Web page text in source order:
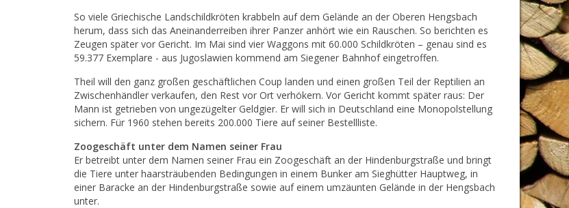
So viele Griechische Landschildkröten krabbeln auf dem Gelände an der Oberen Hengsbach
herum, dass sich das Aneinanderreiben ihrer Panzer anhört wie ein Rauschen. So berichten es
Zeugen später vor Gericht. Im Mai sind vier Waggons mit 60.000 Schildkröten – genau sind es
59.377 Exemplare - aus Jugoslawien kommend am Siegener Bahnhof eingetroffen.
Theil will den ganz großen geschäftlichen Coup landen und einen großen Teil der Reptilien an
Zwischenhändler verkaufen, den Rest vor Ort verhökern. Vor Gericht kommt später raus: Der
Mann ist getrieben von ungezügelter Geldgier. Er will sich in Deutschland eine Monopolstellung
sichern. Für 1960 stehen bereits 200.000 Tiere auf seiner Bestellliste.
Zoogeschäft unter dem Namen seiner Frau
Er betreibt unter dem Namen seiner Frau ein Zoogeschäft an der Hindenburgstraße und bringt
die Tiere unter haarsträubenden Bedingungen in einem Bunker am Sieghütter Hauptweg, in
einer Baracke an der Hindenburgstraße sowie auf einem umzäunten Gelände in der Hengsbach
unter.